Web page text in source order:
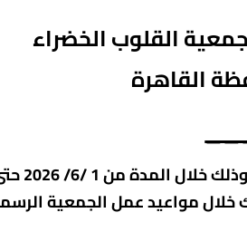
جمعية القلوب الخضراء
من 1 /6/ 2026 حتى 6 /